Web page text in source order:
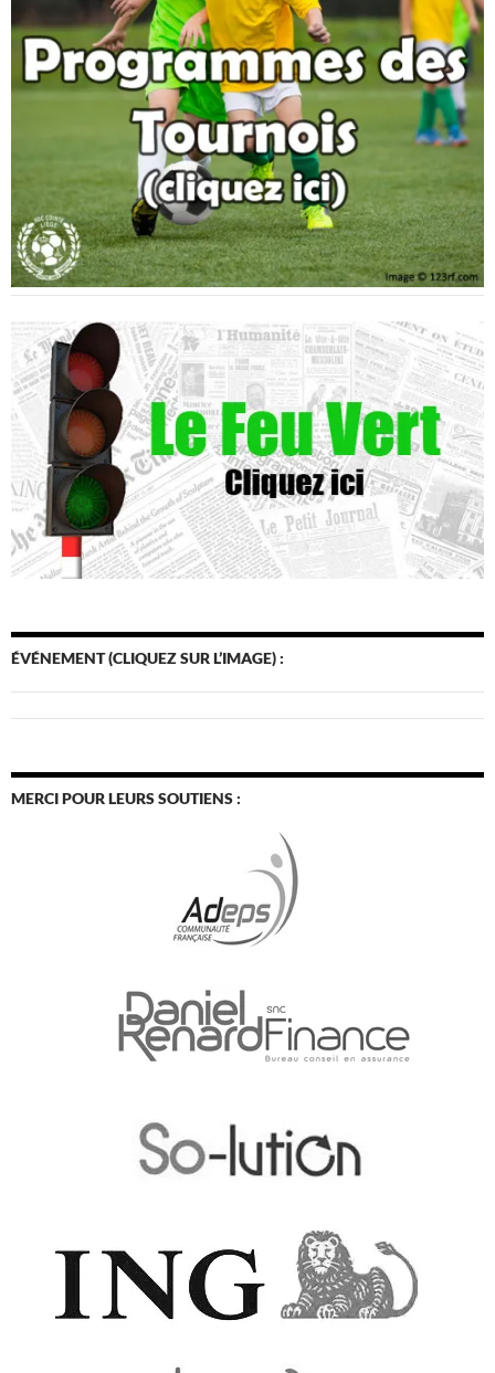
ÉVÉNEMENT (CLIQUEZ SUR L’IMAGE) :
MERCI POUR LEURS SOUTIENS :